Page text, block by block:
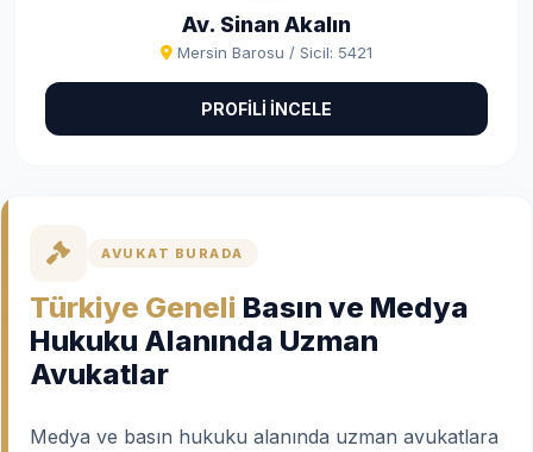
Av. Sinan Akalın
Mersin Barosu / Sicil: 5421
PROFİLİ İNCELE
AVUKAT BURADA
Türkiye Geneli Basın ve Medya
Hukuku Alanında Uzman
Avukatlar
Medya ve basın hukuku alanında uzman avukatlara